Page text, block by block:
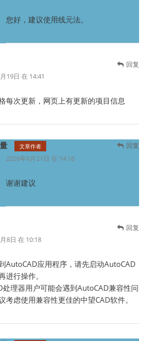
您好，建议使用线元法。
回复
19日 在 14:41
每次更新，网页上有更新的项目信息
回复
文章作者
2026年6月21日 在 14:16
谢谢建议
回复
8日 在 10:18
AutoCAD应用程序，请先启动AutoCAD
进行操作。
处理器用户可能会遇到AutoCAD兼容性问
考虑使用兼容性更佳的中望CAD软件。